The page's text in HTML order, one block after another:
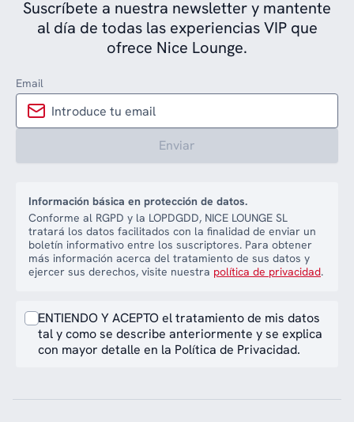
Suscríbete a nuestra newsletter y mantente
al día de todas las experiencias VIP que
ofrece Nice Lounge.
Email
Enviar
Información básica en protección de datos.
Conforme al RGPD y la LOPDGDD, NICE LOUNGE SL
tratará los datos facilitados con la finalidad de enviar un
boletín informativo entre los suscriptores. Para obtener
más información acerca del tratamiento de sus datos y
ejercer sus derechos, visite nuestra política de privacidad.
ENTIENDO Y ACEPTO el tratamiento de mis datos
tal y como se describe anteriormente y se explica
con mayor detalle en la Política de Privacidad.